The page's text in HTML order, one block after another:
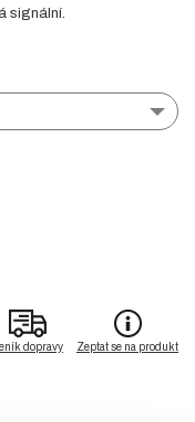
signální.
dopravy Zeptat se na produkt